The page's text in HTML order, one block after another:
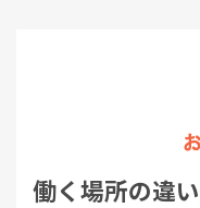
働く場所の違い